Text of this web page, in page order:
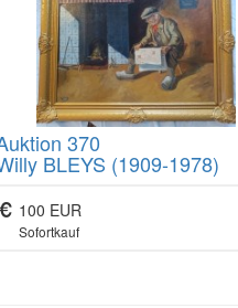
370
BLEYS (1909-1978)
"Zeitungslesender Ostfriese",
Leinen, gut gerahmt, RG
100 EUR
Sofortkauf